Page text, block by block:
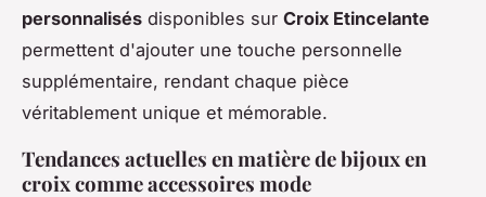
personnalisés disponibles sur Croix Etincelante
permettent d'ajouter une touche personnelle
supplémentaire, rendant chaque pièce
véritablement unique et mémorable.
Tendances actuelles en matière de bijoux en
croix comme accessoires mode